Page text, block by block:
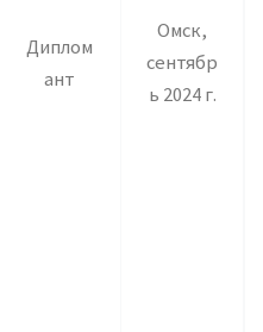
Диплом
ант
Омск,
сентябр
ь 2024 г.